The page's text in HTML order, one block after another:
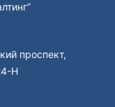
проспект,
Н